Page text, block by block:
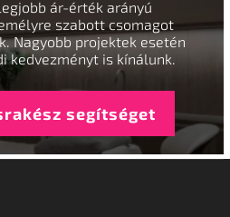
ár-érték arányú
szabott csomagot
Nagyobb projektek esetén
kedvezményt is kínálunk.
segítséget